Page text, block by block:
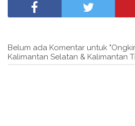
Belum ada Komentar untuk
Kalimantan Selatan & Kalimantan